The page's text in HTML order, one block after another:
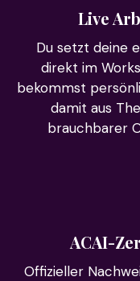
Live
Du setzt deine
direkt im
bekommst
damit aus
brauchbarer
ACAI-
Offizieller